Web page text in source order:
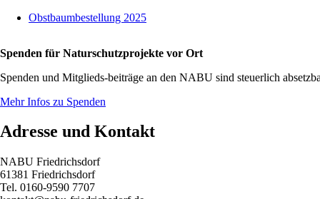
Obstbaumbestellung 2025
Spenden für Naturschutzprojekte vor Ort
Spenden und Mitglieds-beiträge an den NABU sind steuerlich
Mehr Infos zu Spenden
Adresse und Kontakt
NABU Friedrichsdorf
61381 Friedrichsdorf
Tel. 0160-9590 7707